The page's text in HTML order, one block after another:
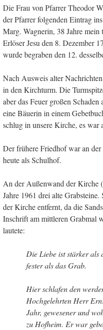
Die Frau von Pfarrer Theodor
der Pfarrer folgenden Eintrag
Marg. Wagnerin, 38 Jahre
Erlöser Jesu den 8. Dezember
wurde begraben den 12.
Nach Ausweis alter
in den Kirchturm. Die
aber das Feuer großen
eine Bäuerin in einem
schlug in unsere Kirche, es war
Der frühere Friedhof war an
heute als Schulhof.
An der Außenwand der Kirche
Jahre 1961 drei alte
der Kirche entfernt, da die
Inschrift am mittleren Grabmal
lautete:
Die Liebe ist stärker als
fester als das Grab.
Hier schlafen den
Hochgelehrten Herr
Jahr, gewesener und
zu Hofheim. Er war